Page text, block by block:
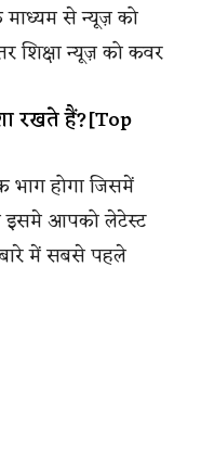
के माध्यम से न्यूज़ को
शिक्षा न्यूज़ को कवर
रखते हैं?[Top
भाग होगा जिसमें
इसमे आपको लेटेस्ट
में सबसे पहले